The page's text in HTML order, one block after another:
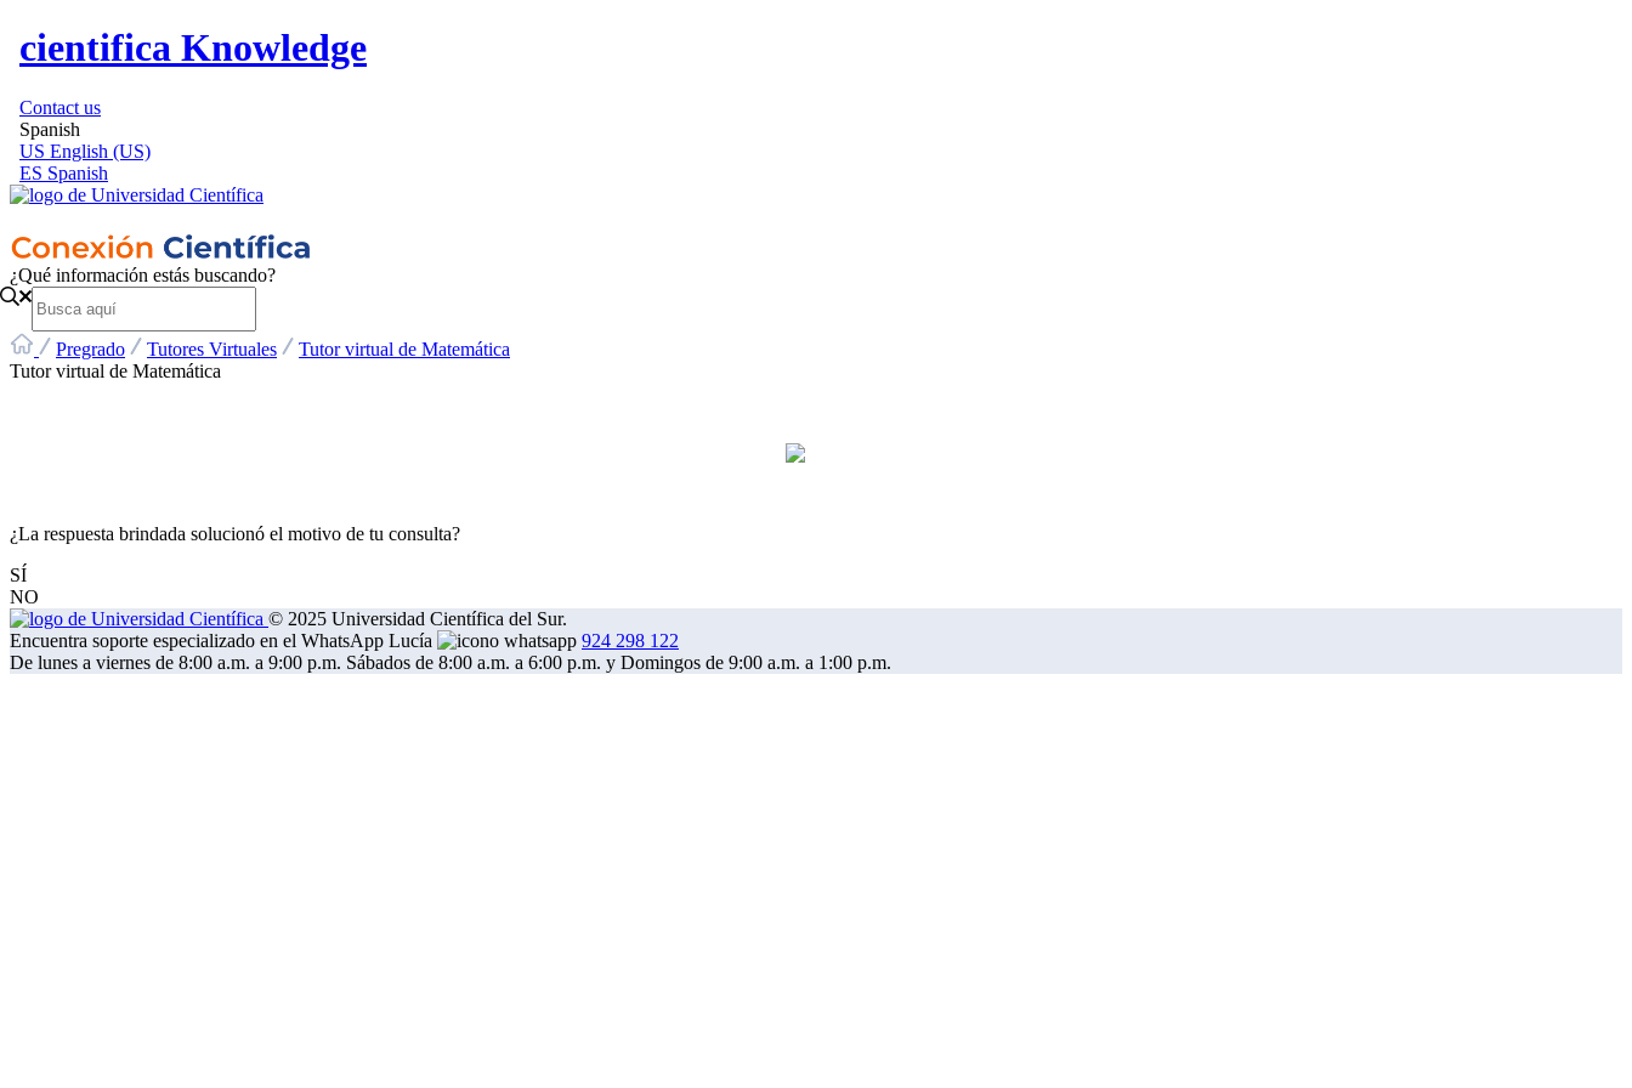
cientifica Knowledge
Contact us
Spanish
US English (US)
ES Spanish
¿Qué información estás buscando?
Pregrado Tutores Virtuales
Tutor virtual de Matemática
Tutor virtual de Matemática
¿La respuesta brindada solucionó el motivo de tu consulta?
SÍ
NO
© 2025 Universidad Científica del Sur.
Encuentra soporte especializado en el WhatsApp Lucía
924 298 122
De lunes a viernes de 8:00 a.m. a 9:00 p.m. Sábados de 8:00 a.m. a 6:00 p.m. y Domingos de 9:00 a.m. a 1:00 p.m.